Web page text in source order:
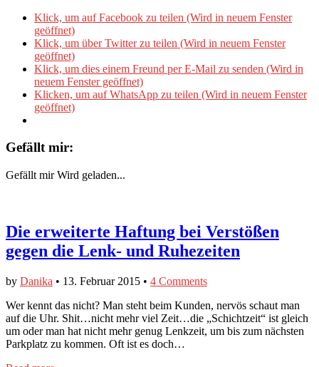
Klick, um auf Facebook zu teilen (Wird in neuem Fenster
geöffnet)
Klick, um über Twitter zu teilen (Wird in neuem Fenster
geöffnet)
Klick, um dies einem Freund per E-Mail zu senden (Wird in
neuem Fenster geöffnet)
Klicken, um auf WhatsApp zu teilen (Wird in neuem Fenster
geöffnet)
Gefällt mir:
Gefällt mir Wird geladen...
Die erweiterte Haftung bei Verstößen
gegen die Lenk- und Ruhezeiten
by Danika • 13. Februar 2015 • 4 Comments
Wer kennt das nicht? Man steht beim Kunden, nervös schaut man
auf die Uhr. Shit…nicht mehr viel Zeit…die „Schichtzeit“ ist gleich
um oder man hat nicht mehr genug Lenkzeit, um bis zum nächsten
Parkplatz zu kommen. Oft ist es doch…